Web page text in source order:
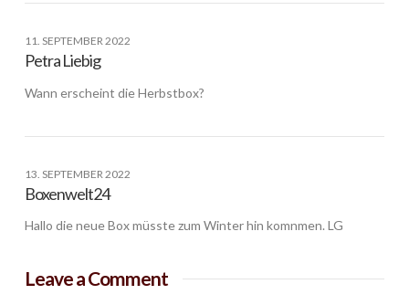
11. SEPTEMBER 2022
Petra Liebig
Wann erscheint die Herbstbox?
13. SEPTEMBER 2022
Boxenwelt24
Hallo die neue Box müsste zum Winter hin komnmen. LG
Leave a Comment